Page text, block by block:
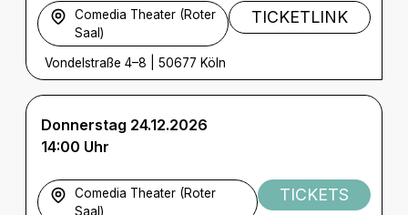
Comedia Theater (Roter
Saal)
Vondelstraße 4–8 50677 Köln
TICKETLINK
Donnerstag 24.12.2026
14:00 Uhr
Comedia Theater (Roter
Saal)
TICKETS